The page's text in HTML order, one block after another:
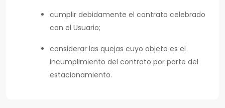
cumplir debidamente el contrato celebrado
con el Usuario;
considerar las quejas cuyo objeto es el
incumplimiento del contrato por parte del
estacionamiento.